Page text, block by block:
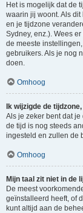
Het is mogelijk dat de
waarin jij woont. Als
en je tijdzone
Sydney, enz.). Wees
de meeste
gebruikers. Als je nog
doen.
Omhoog
Ik wijzigde de
Als je zeker bent dat
de tijd is nog steeds
ingesteld en zullen de
Omhoog
Mijn taal zit niet in de
De meest
geïnstalleerd heeft, of
kunt altijd aan de